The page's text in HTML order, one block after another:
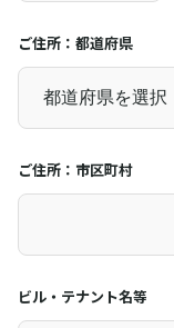
ご住所：都道府県
ご住所：市区町村
ビル・テナント名等